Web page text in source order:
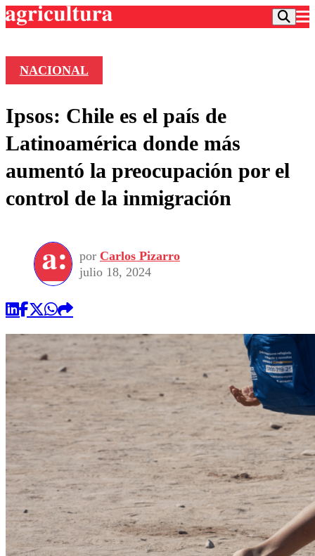
Frecuencias
Agricultura TV
Deportes
Colo Colo
Motor
Torneo Internacional
Torneo Nacional
Entretención
Noticias
Internacional
Nacional
Vida Social
Programas
Comercial
NACIONAL
Ipsos: Chile es el país de
Latinoamérica donde más
aumentó la preocupación por el
control de la inmigración
por Carlos Pizarro
julio 18, 2024